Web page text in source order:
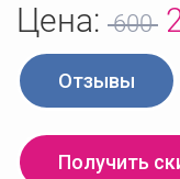
Цена: 600
Отзывы
Получить